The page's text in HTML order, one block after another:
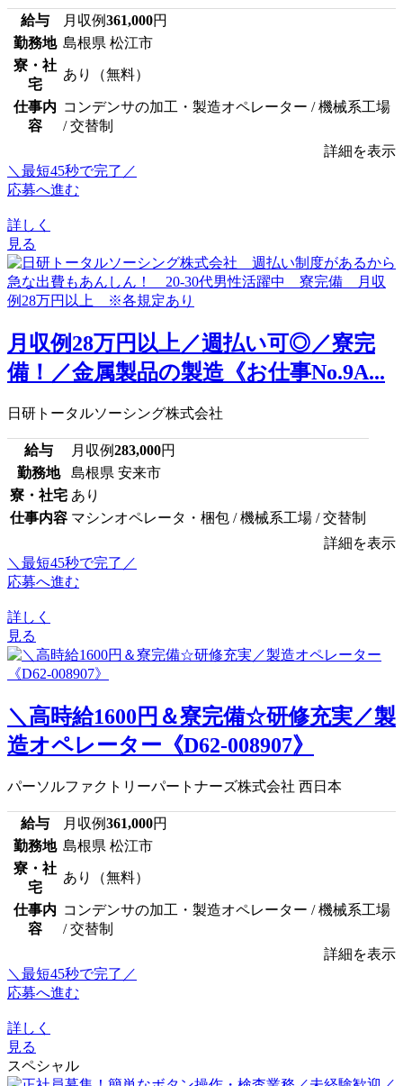
給与 月収例361,000円
勤務地 島根県 松江市
寮・社
宅
あり（無料）
仕事内
容
コンデンサの加工・製造オペレーター / 機械系工場
/ 交替制
詳細を表示
＼最短45秒で完了／
応募へ進む
詳しく
見る
月収例28万円以上／週払い可◎／寮完
備！／金属製品の製造《お仕事No.9A...
日研トータルソーシング株式会社
給与 月収例283,000円
勤務地
島根県 安来市
寮・社宅 あり
仕事内容 マシンオペレータ・梱包 / 機械系工場 / 交替制
詳細を表示
＼最短45秒で完了／
応募へ進む
詳しく
見る
＼高時給1600円＆寮完備☆研修充実／製
造オペレーター《D62-008907》
パーソルファクトリーパートナーズ株式会社 西日本
給与 月収例361,000円
勤務地 島根県 松江市
寮・社
宅
あり（無料）
仕事内
容
コンデンサの加工・製造オペレーター / 機械系工場
/ 交替制
詳細を表示
＼最短45秒で完了／
応募へ進む
詳しく
見る
スペシャル